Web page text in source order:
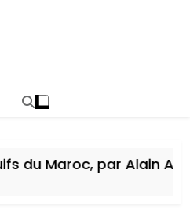
du Maroc, par Alain